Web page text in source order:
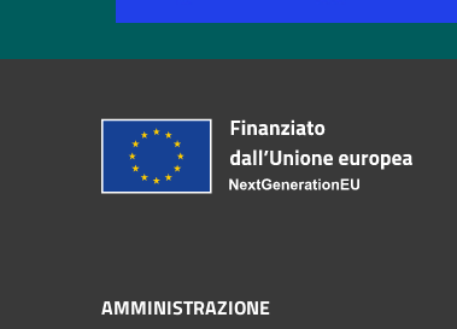
AMMINISTRAZIONE